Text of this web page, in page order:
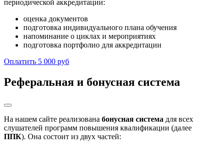
периодической аккредитации:
оценка документов
подготовка индивидуального плана обучения
напоминание о циклах и мероприятиях
подготовка портфолио для аккредитации
Оплатить 5 000 руб
Реферальная и бонусная система
На нашем сайте реализована бонусная система для всех
слушателей программ повышения квалификации (далее
ППК). Она состоит из двух частей: